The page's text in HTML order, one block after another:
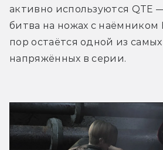
активно используются QTE
битва на ножах с наёмником
пор остаётся одной из
напряжённых в серии.